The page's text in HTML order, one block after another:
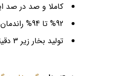
کاملا و صد در صد
%92 تا 94% راندمان با سیستم اکونومایزر
تولید بخار زیر 3 دقیقه ، سریعترین زمان ممکن